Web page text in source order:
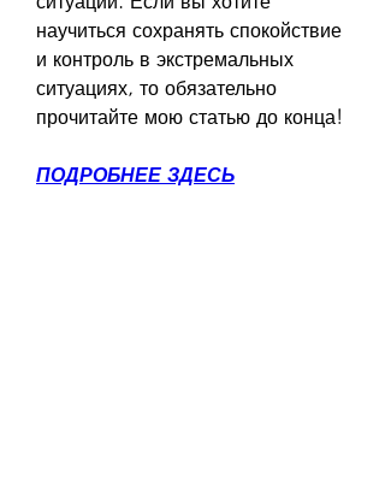
научиться сохранять спокойствие
и контроль в экстремальных
ситуациях, то обязательно
прочитайте мою статью до конца!
ПОДРОБНЕЕ ЗДЕСЬ